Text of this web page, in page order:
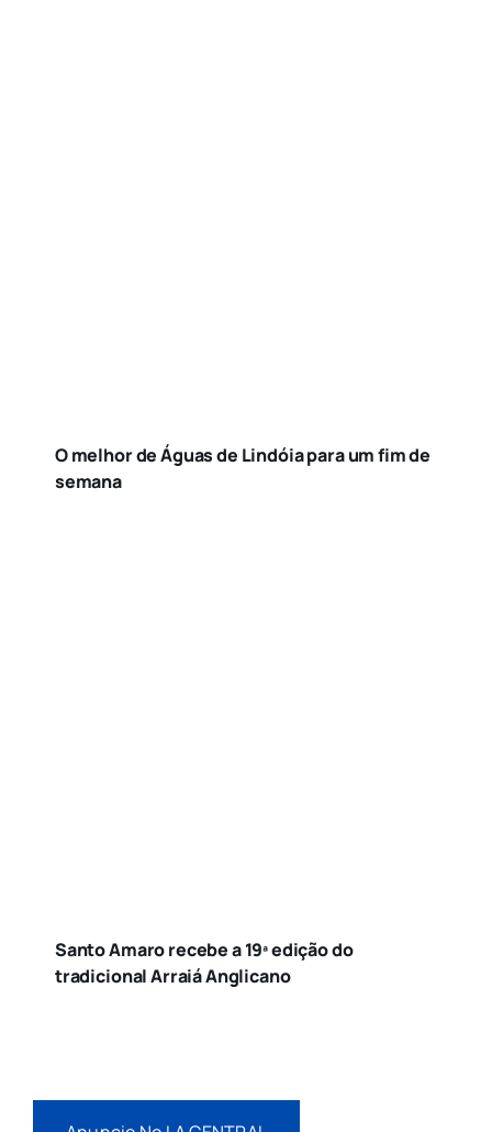
O melhor de Águas de Lindóia para um fim de
semana
Santo Amaro recebe a 19ª edição do
tradicional Arraiá Anglicano